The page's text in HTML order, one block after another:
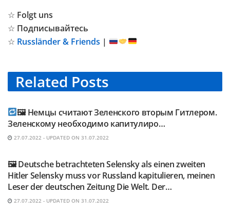
☆ Folgt uns
☆ Подписывайтесь
☆ Russländer & Friends |
Related Posts
TELEGRAM KANAL @NEUESAUSRUSSLAND
🖼 Немцы считают Зеленского вторым Гитлером.
Зеленскому необходимо капитулиро…
27.07.2022 - UPDATED ON 31.07.2022
🖼 Deutsche betrachteten Selensky als einen zweiten
Hitler Selensky muss vor Russland kapitulieren, meinen
Leser der deutschen Zeitung Die Welt. Der…
27.07.2022 - UPDATED ON 31.07.2022